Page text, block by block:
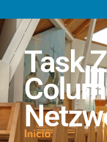
Task
Inicio